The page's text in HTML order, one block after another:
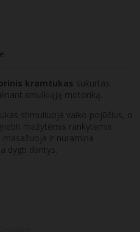
kramtukas sukurtas
smulkiąją motoriką.
stimuliuoja vaiko pojūčius, o
mažytėmis rankytėmis.
ir nuramina
dygti dantys.